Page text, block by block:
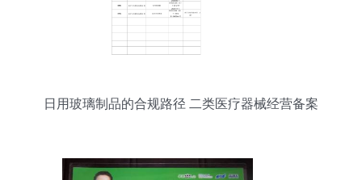
日用玻璃制品的合规路径 二类医疗器械经营备案